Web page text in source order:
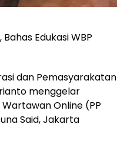
Edukasi WBP
dan Pemasyarakatan
menggelar
Online (PP
Said, Jakarta